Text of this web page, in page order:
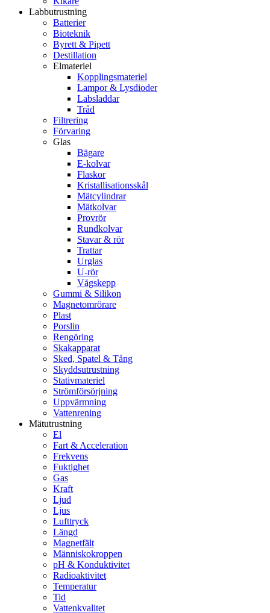
Labbutrustning
Batterier
Bioteknik
Byrett & Pipett
Destillation
Elmateriel
Kopplingsmateriel
Lampor & Lysdioder
Labsladdar
Tråd
Filtrering
Förvaring
Glas
Bägare
E-kolvar
Flaskor
Kristallisationsskål
Mätcylindrar
Mätkolvar
Provrör
Rundkolvar
Stavar & rör
Trattar
Urglas
U-rör
Vågskepp
Gummi & Silikon
Magnetomrörare
Plast
Porslin
Rengöring
Skakapparat
Sked, Spatel & Tång
Skyddsutrustning
Stativmateriel
Strömförsörjning
Uppvärmning
Vattenrening
Mätutrustning
El
Fart & Acceleration
Frekvens
Fuktighet
Gas
Kraft
Ljud
Ljus
Lufttryck
Längd
Magnetfält
Människokroppen
pH & Konduktivitet
Radioaktivitet
Temperatur
Tid
Vattenkvalitet